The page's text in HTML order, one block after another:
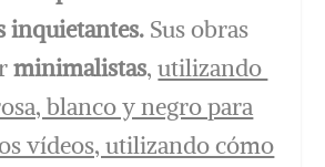
inquietantes. Sus obras
minimalistas,utilizando
blanco y negro para
vídeos, utilizando cómo